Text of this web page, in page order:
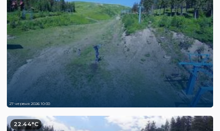
27 червня 2026 10:00
22.44°C